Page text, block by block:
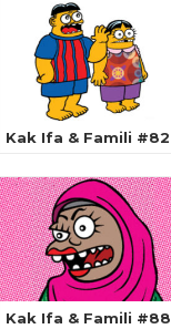
Kak Ifa & Famili #82
Kak Ifa & Famili #88